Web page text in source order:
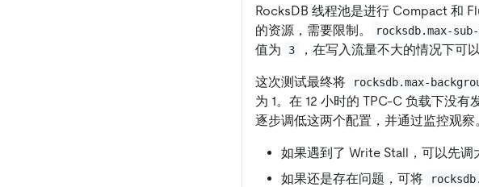
RocksDB 线程池是进行 Compact 和
的资源，需要限制。
rocksdb.max-
值为
3 ，在写入流量不大的情况下可
这次测试最终将 rocksdb.max-
为 1。在 12 小时的 TPC-C 负载下没
逐步调低这两个配置，并通过监控观察
如果遇到了 Write Stall，可以先调
如果还是存在问题，可将